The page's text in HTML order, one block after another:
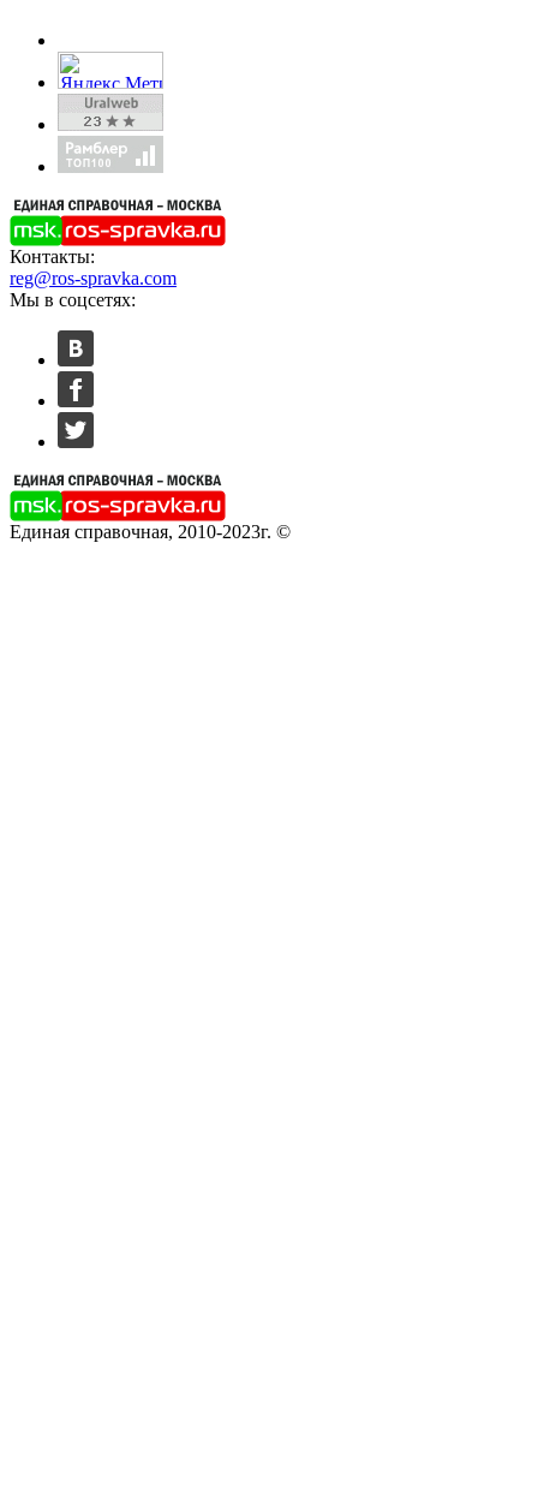
Контакты:
reg@ros-spravka.com
Мы в соцсетях:
Единая справочная, 2010-2023г. ©